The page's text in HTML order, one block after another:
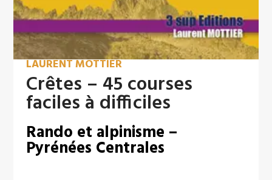
LAURENT MOTTIER
Crêtes – 45 courses
faciles à difficiles
Rando et alpinisme –
Pyrénées Centrales